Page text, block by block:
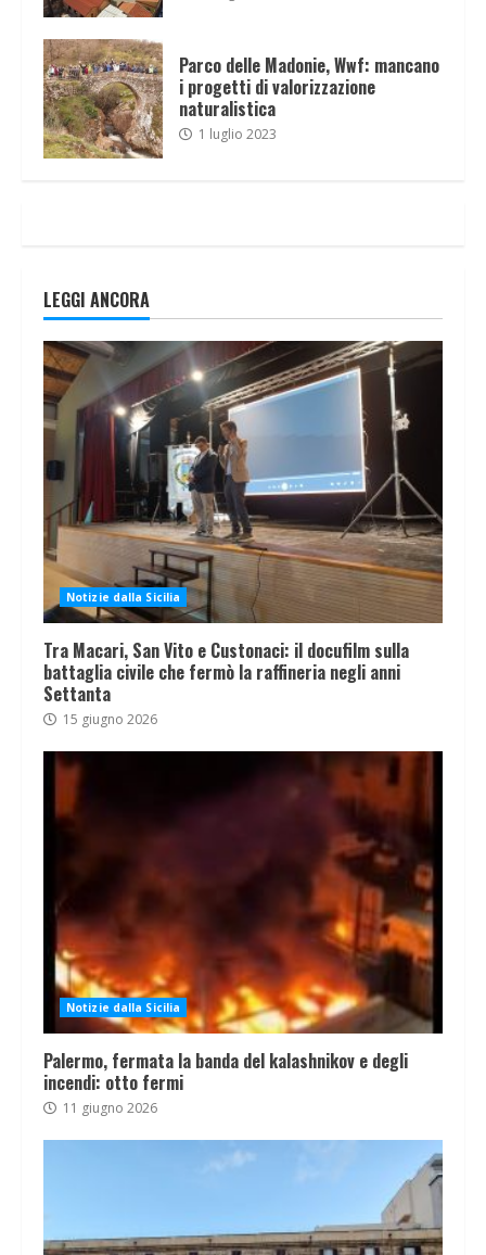
Parco delle Madonie, Wwf: mancano
i progetti di valorizzazione
naturalistica
1 luglio 2023
LEGGI ANCORA
Notizie dalla Sicilia
Tra Macari, San Vito e Custonaci: il docufilm sulla
battaglia civile che fermò la raffineria negli anni
Settanta
15 giugno 2026
Notizie dalla Sicilia
Palermo, fermata la banda del kalashnikov e degli
incendi: otto fermi
11 giugno 2026